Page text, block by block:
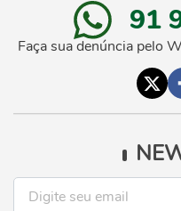
91
Faça sua denúncia pelo